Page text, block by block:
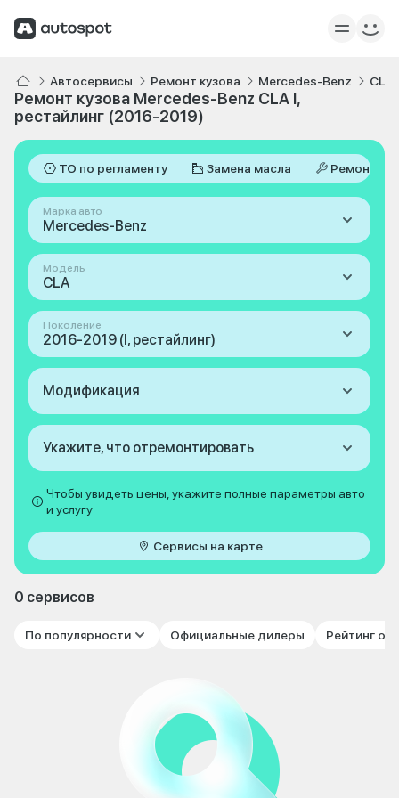
Автосервисы Ремонт кузова Mercedes-Benz CLA
Ремонт кузова Mercedes-Benz CLA I,
рестайлинг (2016-2019)
ТО по регламенту Замена масла Ремонт
Марка авто
Mercedes-Benz
Модель
CLA
Поколение
2016-2019 (I, рестайлинг)
Модификация
Укажите, что отремонтировать
Чтобы увидеть цены, укажите полные параметры авто
и услугу
Сервисы на карте
0 сервисов
По популярности Официальные дилеры Рейтинг